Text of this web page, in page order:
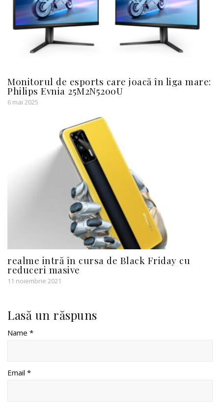
Monitorul de esports care joacă în liga mare:
Philips Evnia 25M2N5200U
6 mai 2025
realme intră în cursa de Black Friday cu
reduceri masive
11 noiembrie 2021
Lasă un răspuns
Name *
Email *